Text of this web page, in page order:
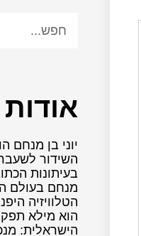
יוני בן מנחם
השידור
בעיתונות
מנחם בעולם
הטלוויזיה
הוא מילא
הישראלית: